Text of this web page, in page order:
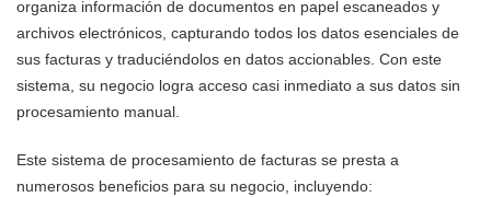
organiza información de documentos en papel escaneados y
archivos electrónicos, capturando todos los datos esenciales de
sus facturas y traduciéndolos en datos accionables. Con este
sistema, su negocio logra acceso casi inmediato a sus datos sin
procesamiento manual.
Este sistema de procesamiento de facturas se presta a
numerosos beneficios para su negocio, incluyendo: